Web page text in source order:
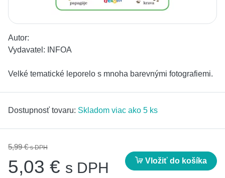
Autor:
Vydavatel:
INFOA
Velké tematické leporelo s mnoha barevnými fotografiemi.
Dostupnosť tovaru: Skladom viac ako 5 ks
5,99 €s DPH
5,03 € s DPH Vložiť do košíka